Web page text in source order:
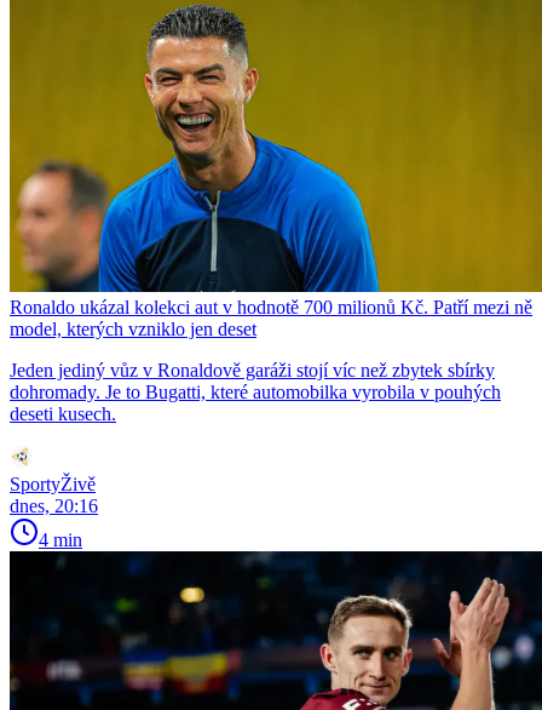
Ronaldo ukázal kolekci aut v hodnotě 700 milionů Kč. Patří mezi ně
model, kterých vzniklo jen deset
Jeden jediný vůz v Ronaldově garáži stojí víc než zbytek sbírky
dohromady. Je to Bugatti, které automobilka vyrobila v pouhých
deseti kusech.
SportyŽivě
dnes, 20:16
4 min